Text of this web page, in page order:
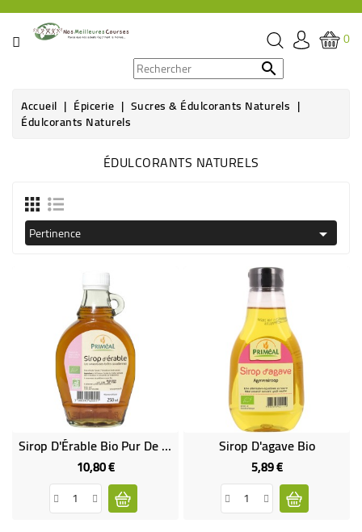
CATÉGORIE
ÉPICERIE
BOISSON
HYGIÈNE
CULTUREL
0

Accueil Épicerie Sucres & Édulcorants Naturels
Édulcorants Naturels
ÉDULCORANTS NATURELS
Pertinence 
Sirop D'Érable Bio Pur De Grade C
10,80 €Prix
Sirop D'agave Bio
5,89 €Prix